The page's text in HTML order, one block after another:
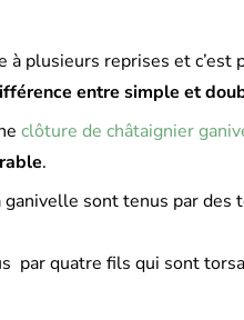
plusieurs reprises et
entre simple et
clôture de châtaignier
.
sont tenus par des
par quatre fils qui sont